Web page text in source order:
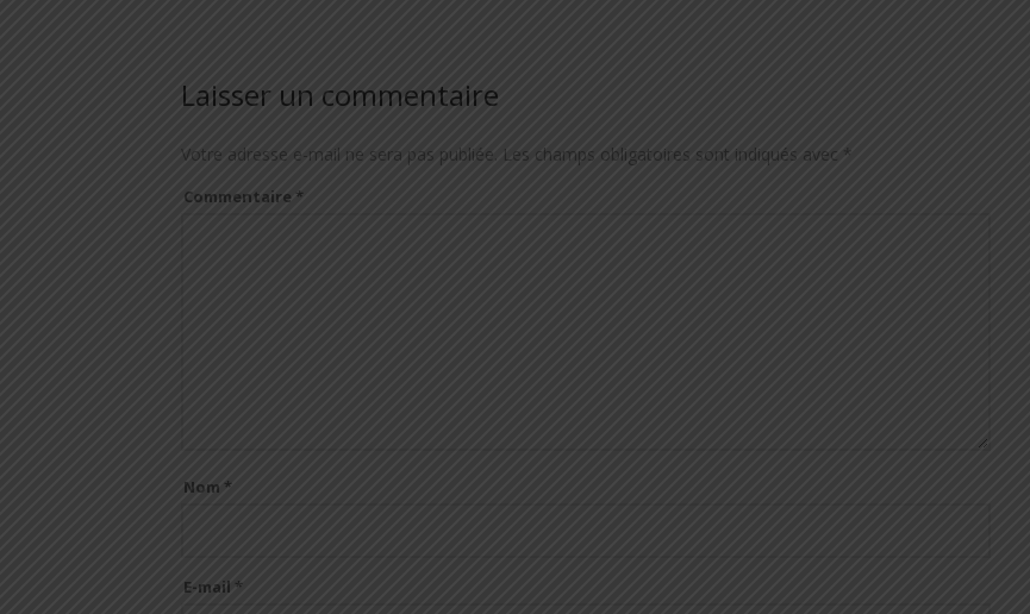
Laisser un commentaire
Votre adresse e-mail ne sera pas publiée. Les champs obligatoires sont indiqués avec *
Commentaire *
Nom *
E-mail *